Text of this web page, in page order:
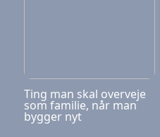
Ting man skal overveje
som familie, når man
bygger nyt